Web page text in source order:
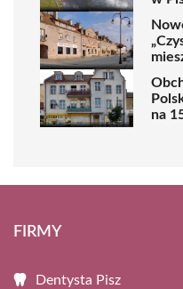
na
FIRMY
Dentysta Pisz